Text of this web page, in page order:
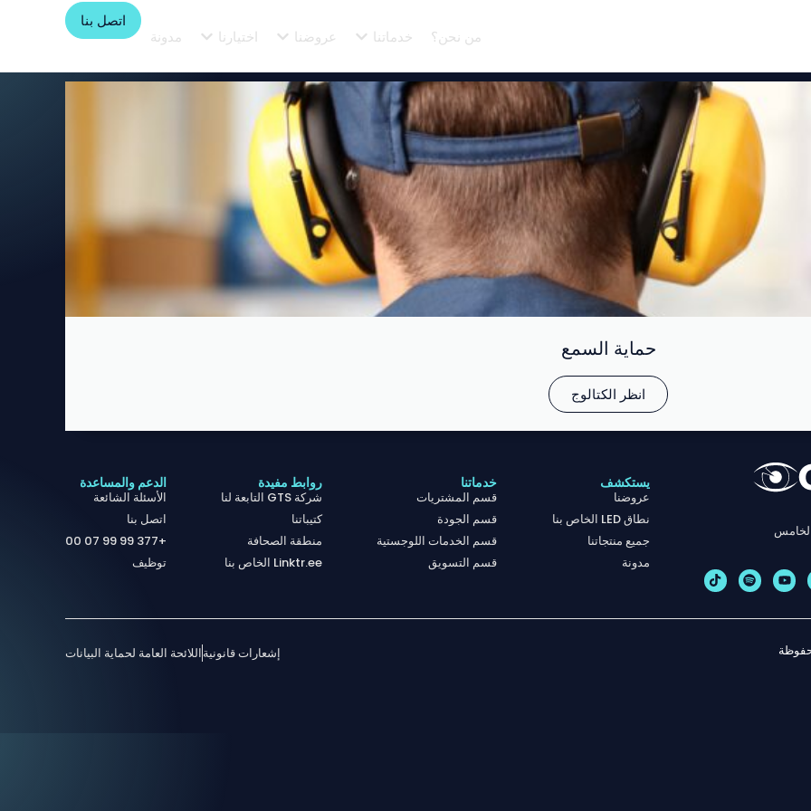
من نحن؟ خدماتنا عروضنا اختيارنا مدونة
اتصل بنا
حماية السمع
انظر الكتالوج
يستكشف
عروضنا
نطاق LED الخاص بنا
جميع منتجاتنا
مدونة
خدماتنا
قسم المشتريات
قسم الجودة
قسم الخدمات اللوجستية
قسم التسويق
روابط مفيدة
شركة GTS التابعة لنا
كتيباتنا
منطقة الصحافة
Linktr.ee الخاص بنا
الدعم والمساعدة
الأسئلة الشائعة
اتصل بنا
+377 99 99 07 00
توظيف
إشعارات قانونيةاللائحة العامة لحماية البيانات